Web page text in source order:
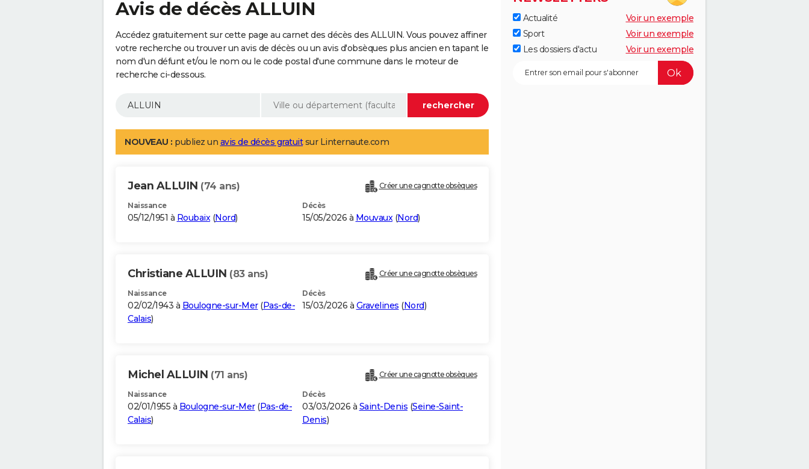
Avis de décès ALLUIN
Accédez gratuitement sur cette page au carnet des décès des ALLUIN. Vous pouvez affiner
votre recherche ou trouver un avis de décès ou un avis d'obsèques plus ancien en tapant le
nom d'un défunt et/ou le nom ou le code postal d'une commune dans le moteur de
recherche ci-dessous.
NOUVEAU : publiez un avis de décès gratuitsur Linternaute.com
Jean ALLUIN (74 ans) Créer une cagnotte obsèques
Naissance
05/12/1951 à Roubaix(Nord)
Décès
15/05/2026 à Mouvaux(Nord)
Christiane ALLUIN (83 ans) Créer une cagnotte obsèques
Naissance
02/02/1943 à Boulogne-sur-Mer(Pas-de-
Calais)
Décès
15/03/2026 à Gravelines (Nord)
Michel ALLUIN (71 ans) Créer une cagnotte obsèques
Naissance
02/01/1955 à Boulogne-sur-Mer(Pas-de-
Calais)
Décès
03/03/2026 à Saint-Denis (Seine-Saint-
Denis)
Actualité
Voir un exemple
Sport
Voir un exemple
Les dossiers d'actu
Voir un exemple